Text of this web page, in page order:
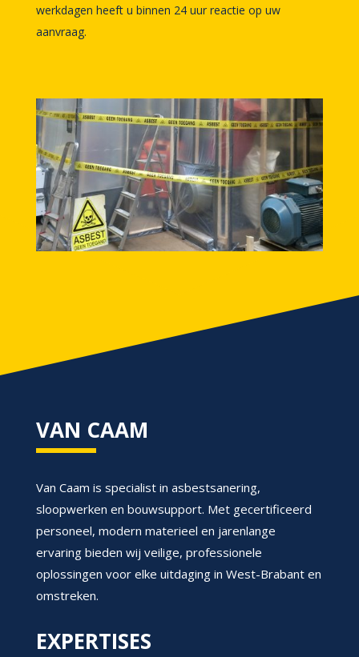
werkdagen heeft u binnen 24 uur reactie op uw
aanvraag.
VAN CAAM
Van Caam is specialist in asbestsanering,
sloopwerken en bouwsupport. Met gecertificeerd
personeel, modern materieel en jarenlange
ervaring bieden wij veilige, professionele
oplossingen voor elke uitdaging in West-Brabant en
omstreken.
EXPERTISES